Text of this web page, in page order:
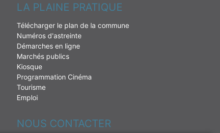
LA PLAINE PRATIQUE
Télécharger le plan de la commune
Numéros d'astreinte
Démarches en ligne
Marchés publics
Kiosque
Programmation Cinéma
Tourisme
Emploi
NOUS CONTACTER